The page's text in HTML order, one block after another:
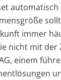
automatisch
immer
nicht mit der
einem